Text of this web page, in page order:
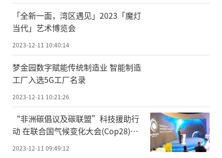
「全新一面，湾区遇见」2023「魔灯
当代」艺术博览会
2023-12-11 10:40:14
梦金园数字赋能传统制造业 智能制造
工厂入选5G工厂名录
2023-12-11 10:21:26
“非洲碳倡议及碳联盟”科技援助行
动 在联合国气候变化大会(Cop28)正
式启动，卫星遥感技术成亮点
2023-12-11 09:49:12